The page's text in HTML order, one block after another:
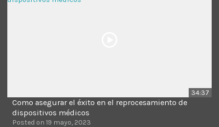
34:37
Como asegurar el éxito en el reprocesamiento de
dispositivos médicos
Posted on 19 mayo, 2023